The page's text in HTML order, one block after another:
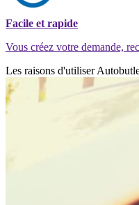
Facile et rapide
Vous créez votre demande,
Les raisons d'utiliser